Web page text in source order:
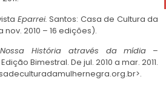
Eparrei. Santos: Casa de Cultura da
nov. 2010 – 16 edições).
Nossa História através da mídia –
Bimestral. De jul. 2010 a mar. 2011.